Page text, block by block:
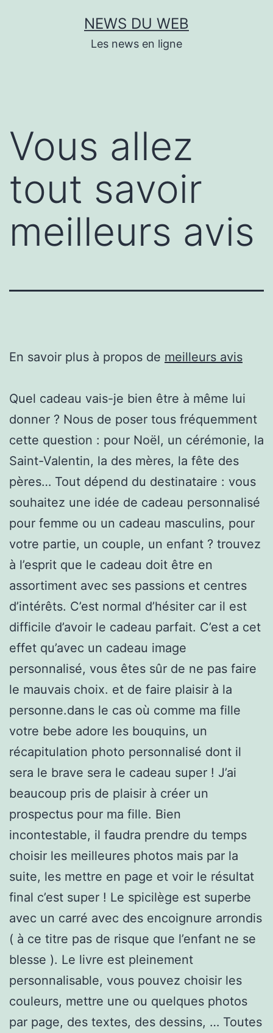
NEWS DU WEB
Les news en ligne
Vous allez
tout savoir
meilleurs avis
En savoir plus à propos de meilleurs avis
Quel cadeau vais-je bien être à même lui
donner ? Nous de poser tous fréquemment
cette question : pour Noël, un cérémonie, la
Saint-Valentin, la des mères, la fête des
pères… Tout dépend du destinataire : vous
souhaitez une idée de cadeau personnalisé
pour femme ou un cadeau masculins, pour
votre partie, un couple, un enfant ? trouvez
à l’esprit que le cadeau doit être en
assortiment avec ses passions et centres
d’intérêts. C’est normal d’hésiter car il est
difficile d’avoir le cadeau parfait. C’est a cet
effet qu’avec un cadeau image
personnalisé, vous êtes sûr de ne pas faire
le mauvais choix. et de faire plaisir à la
personne.dans le cas où comme ma fille
votre bebe adore les bouquins, un
récapitulation photo personnalisé dont il
sera le brave sera le cadeau super ! J’ai
beaucoup pris de plaisir à créer un
prospectus pour ma fille. Bien
incontestable, il faudra prendre du temps
choisir les meilleures photos mais par la
suite, les mettre en page et voir le résultat
final c’est super ! Le spicilège est superbe
avec un carré avec des encoignure arrondis
( à ce titre pas de risque que l’enfant ne se
blesse ). Le livre est pleinement
personnalisable, vous pouvez choisir les
couleurs, mettre une ou quelques photos
par page, des textes, des dessins, … Toutes